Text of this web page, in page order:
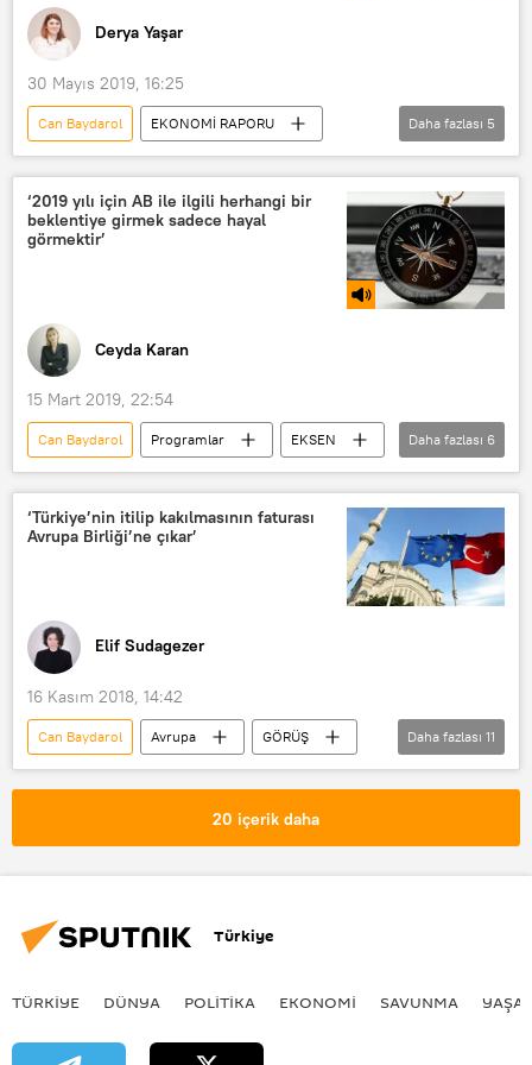
Güvenli bölge
Göç
Derya Yaşar
30 Mayıs 2019, 16:25
Can Baydarol
EKONOMİ RAPORU
Programlar
RADYO
AP
Avrupa Birliği
Türkiye-AB İlişkileri
Daha fazlası 5
‘2019 yılı için AB ile ilgili herhangi bir
beklentiye girmek sadece hayal
görmektir’
Ceyda Karan
15 Mart 2019, 22:54
Can Baydarol Programlar
EKSEN
RADYO
TÜRKİYE
Federica Mogherini
AB
Avrupa Parlamentosu (AP)
Daha fazlası 6
‘Türkiye’nin itilip kakılmasının faturası
Avrupa Birliği’ne çıkar’
Elif Sudagezer
16 Kasım 2018, 14:42
Can Baydarol Avrupa
GÖRÜŞ
DÜNYA
Haberler
TÜRKİYE
Avrupa Parlamentosu (AP) Türkiye raportörü Kati Piri
Avrupa Birliği
Avrupa Parlamentosu
Avrupa Birliği Bakanlar Konseyi
Daha fazlası 11
20 içerik daha
Türkiye
TÜRKIYE DÜNYA POLİTİKA EKONOMİ SAVUNMA